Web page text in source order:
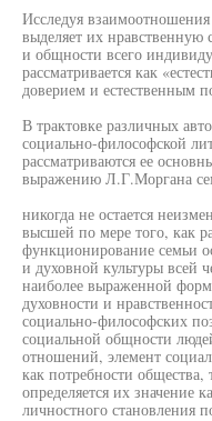
Исследуя
выделяет их
и общности всего
рассматривается как
доверием и естественным
В трактовке различных
социально-философской
рассматриваются ее
выражению Л.Г.Моргана
никогда не остается
высшей по мере того, как
функционирование семьи
и духовной культуры всей
наиболее выраженной
духовности и
социально-философских
социальной общности
отношений, элемент
как потребности
определяется их значение
личностного становления